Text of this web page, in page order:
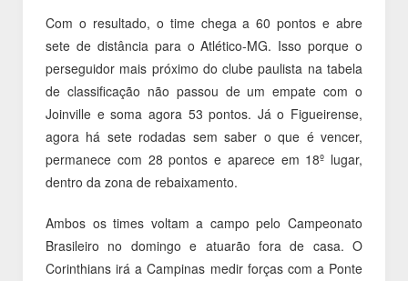
Com o resultado, o time chega a 60 pontos e abre
sete de distância para o Atlético-MG. Isso porque o
perseguidor mais próximo do clube paulista na tabela
de classificação não passou de um empate com o
Joinville e soma agora 53 pontos. Já o Figueirense,
agora há sete rodadas sem saber o que é vencer,
permanece com 28 pontos e aparece em 18º lugar,
dentro da zona de rebaixamento.
Ambos os times voltam a campo pelo Campeonato
Brasileiro no domingo e atuarão fora de casa. O
Corinthians irá a Campinas medir forças com a Ponte